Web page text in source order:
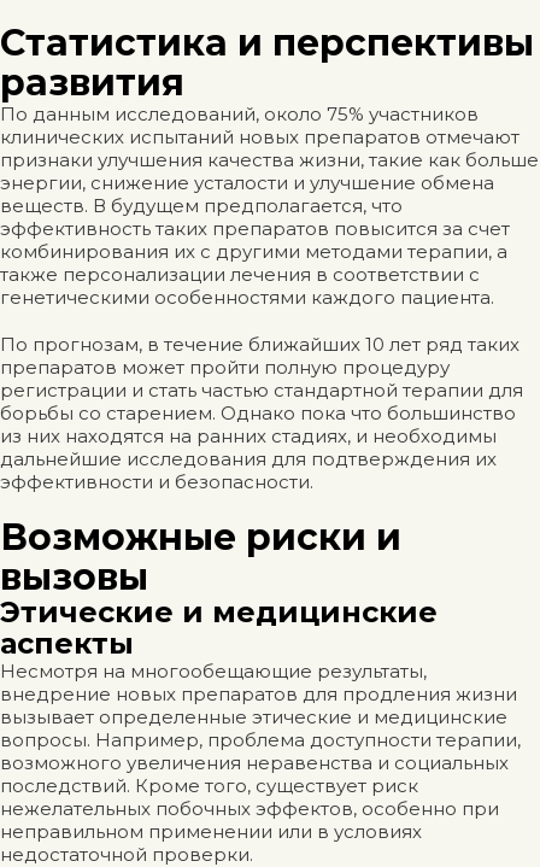
Статистика и перспективы
развития
По данным исследований, около 75% участников
клинических испытаний новых препаратов отмечают
признаки улучшения качества жизни, такие как больше
энергии, снижение усталости и улучшение обмена
веществ. В будущем предполагается, что
эффективность таких препаратов повысится за счет
комбинирования их с другими методами терапии, а
также персонализации лечения в соответствии с
генетическими особенностями каждого пациента.
По прогнозам, в течение ближайших 10 лет ряд таких
препаратов может пройти полную процедуру
регистрации и стать частью стандартной терапии для
борьбы со старением. Однако пока что большинство
из них находятся на ранних стадиях, и необходимы
дальнейшие исследования для подтверждения их
эффективности и безопасности.
Возможные риски и
вызовы
Этические и медицинские
аспекты
Несмотря на многообещающие результаты,
внедрение новых препаратов для продления жизни
вызывает определенные этические и медицинские
вопросы. Например, проблема доступности терапии,
возможного увеличения неравенства и социальных
последствий. Кроме того, существует риск
нежелательных побочных эффектов, особенно при
неправильном применении или в условиях
недостаточной проверки.